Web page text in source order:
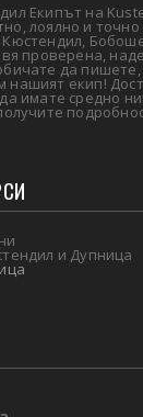
Екипът на
лоялно и
Кюстендил,
проверена,
да
нашият екип!
имате средно
и Дупница